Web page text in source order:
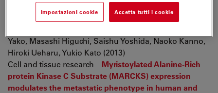
efflux ABC transporter subfamily G2 and stem cell
antigen 1
Yako, Masashi Higuchi, Saishu Yoshida, Naoko Kanno,
Hiroki Ueharu, Yukio Kato (2013)
Cell and tissue research Myristoylated Alanine-Rich
protein Kinase C Substrate (MARCKS) expression
modulates the metastatic phenotype in human and
Impostazioni cookie Accetta tutti i cookie